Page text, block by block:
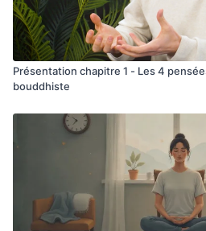
Présentation chapitre 1 - Les 4
bouddhiste